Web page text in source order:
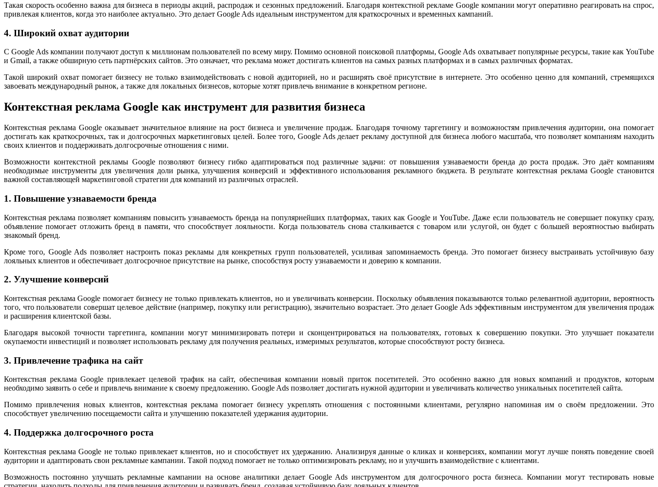
Такая скорость особенно важна для бизнеса в периоды акций, распродаж и сезонных предложений. Благодаря контекстной рекламе Google компании могут оперативно реагировать на спрос,
привлекая клиентов, когда это наиболее актуально. Это делает Google Ads идеальным инструментом для краткосрочных и временных кампаний.
4. Широкий охват аудитории
С Google Ads компании получают доступ к миллионам пользователей по всему миру. Помимо основной поисковой платформы, Google Ads охватывает популярные ресурсы, такие как YouTube
и Gmail, а также обширную сеть партнёрских сайтов. Это означает, что реклама может достигать клиентов на самых разных платформах и в самых различных форматах.
Такой широкий охват помогает бизнесу не только взаимодействовать с новой аудиторией, но и расширять своё присутствие в интернете. Это особенно ценно для компаний, стремящихся
завоевать международный рынок, а также для локальных бизнесов, которые хотят привлечь внимание в конкретном регионе.
Контекстная реклама Google как инструмент для развития бизнеса
Контекстная реклама Google оказывает значительное влияние на рост бизнеса и увеличение продаж. Благодаря точному таргетингу и возможностям привлечения аудитории, она помогает
достигать как краткосрочных, так и долгосрочных маркетинговых целей. Более того, Google Ads делает рекламу доступной для бизнеса любого масштаба, что позволяет компаниям находить
своих клиентов и поддерживать долгосрочные отношения с ними.
Возможности контекстной рекламы Google позволяют бизнесу гибко адаптироваться под различные задачи: от повышения узнаваемости бренда до роста продаж. Это даёт компаниям
необходимые инструменты для увеличения доли рынка, улучшения конверсий и эффективного использования рекламного бюджета. В результате контекстная реклама Google становится
важной составляющей маркетинговой стратегии для компаний из различных отраслей.
1. Повышение узнаваемости бренда
Контекстная реклама позволяет компаниям повысить узнаваемость бренда на популярнейших платформах, таких как Google и YouTube. Даже если пользователь не совершает покупку сразу,
объявление помогает отложить бренд в памяти, что способствует лояльности. Когда пользователь снова сталкивается с товаром или услугой, он будет с большей вероятностью выбирать
знакомый бренд.
Кроме того, Google Ads позволяет настроить показ рекламы для конкретных групп пользователей, усиливая запоминаемость бренда. Это помогает бизнесу выстраивать устойчивую базу
лояльных клиентов и обеспечивает долгосрочное присутствие на рынке, способствуя росту узнаваемости и доверию к компании.
2. Улучшение конверсий
Контекстная реклама Google помогает бизнесу не только привлекать клиентов, но и увеличивать конверсии. Поскольку объявления показываются только релевантной аудитории, вероятность
того, что пользователи совершат целевое действие (например, покупку или регистрацию), значительно возрастает. Это делает Google Ads эффективным инструментом для увеличения продаж
и расширения клиентской базы.
Благодаря высокой точности таргетинга, компании могут минимизировать потери и сконцентрироваться на пользователях, готовых к совершению покупки. Это улучшает показатели
окупаемости инвестиций и позволяет использовать рекламу для получения реальных, измеримых результатов, которые способствуют росту бизнеса.
3. Привлечение трафика на сайт
Контекстная реклама Google привлекает целевой трафик на сайт, обеспечивая компании новый приток посетителей. Это особенно важно для новых компаний и продуктов, которым
необходимо заявить о себе и привлечь внимание к своему предложению. Google Ads позволяет достигать нужной аудитории и увеличивать количество уникальных посетителей сайта.
Помимо привлечения новых клиентов, контекстная реклама помогает бизнесу укреплять отношения с постоянными клиентами, регулярно напоминая им о своём предложении. Это
способствует увеличению посещаемости сайта и улучшению показателей удержания аудитории.
4. Поддержка долгосрочного роста
Контекстная реклама Google не только привлекает клиентов, но и способствует их удержанию. Анализируя данные о кликах и конверсиях, компании могут лучше понять поведение своей
аудитории и адаптировать свои рекламные кампании. Такой подход помогает не только оптимизировать рекламу, но и улучшить взаимодействие с клиентами.
Возможность постоянно улучшать рекламные кампании на основе аналитики делает Google Ads инструментом для долгосрочного роста бизнеса. Компании могут тестировать новые